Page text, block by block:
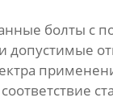
болты с
допустимые